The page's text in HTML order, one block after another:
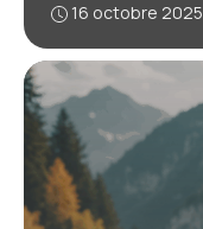
16 octobre 2025